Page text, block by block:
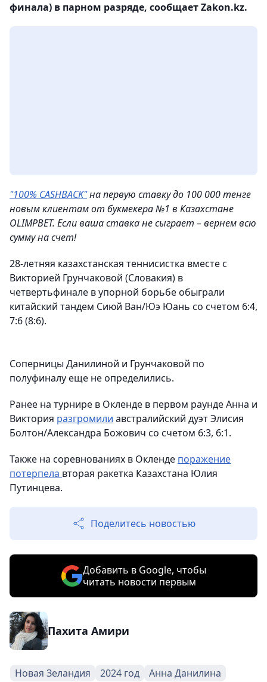
финала) в парном разряде, сообщает Zakon.kz.
"100% CASHBACK"на первую ставку до 100 000 тенге
новым клиентам от букмекера №1 в Казахстане
OLIMPBET. Если ваша ставка не сыграет – вернем всю
сумму на счет!
28-летняя казахстанская теннисистка вместе с
Викторией Грунчаковой (Словакия) в
четвертьфинале в упорной борьбе обыграли
китайский тандем Сиюй Ван/Юэ Юань со счетом 6:4,
7:6 (8:6).
Соперницы Данилиной и Грунчаковой по
полуфиналу еще не определились.
Ранее на турнире в Окленде в первом раунде Анна и
Виктория разгромили австралийский дуэт Элисия
Болтон/Александра Божович со счетом 6:3, 6:1.
Также на соревнованиях в Окленде поражение
потерпела вторая ракетка Казахстана Юлия
Путинцева.
Поделитесь новостью
Добавить в Google, чтобы
читать новости первым
Пахита Амири
Новая Зеландия 2024 год Анна Данилина